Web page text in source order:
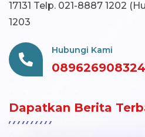
17131 Telp. 021-8887 1202
1203
Hubungi Kami
089626908324
Dapatkan Berita